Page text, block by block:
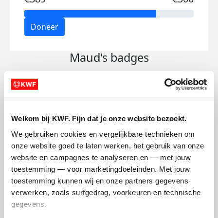
Welkom bij KWF. Fijn dat je onze website bezoekt.
We gebruiken cookies en vergelijkbare technieken om
onze website goed te laten werken, het gebruik van onze
website en campagnes te analyseren en — met jouw
toestemming — voor marketingdoeleinden. Met jouw
toestemming kunnen wij en onze partners gegevens
verwerken, zoals surfgedrag, voorkeuren en technische
gegevens.
Doneer
Maud's badges